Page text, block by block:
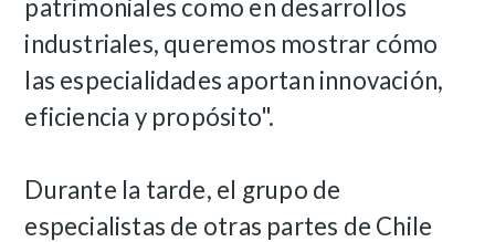
patrimoniales como en desarrollos
industriales, queremos mostrar cómo
las especialidades aportan innovación,
eficiencia y propósito".
Durante la tarde, el grupo de
especialistas de otras partes de Chile